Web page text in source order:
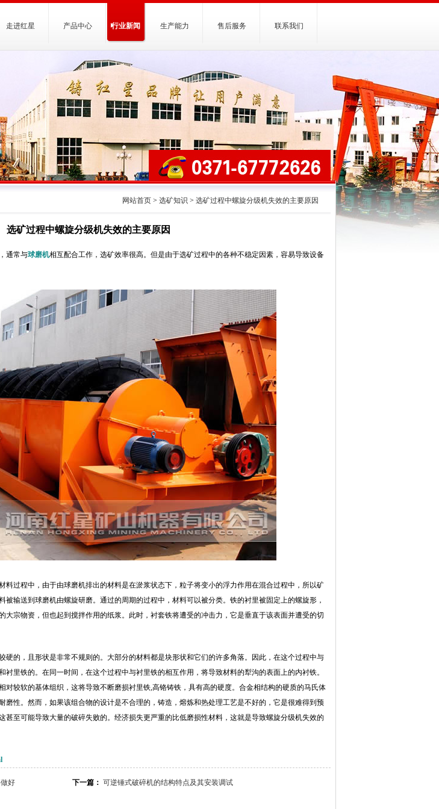
走进红星 产品中心 行业新闻 生产能力 售后服务 联系我们
网站首页> 选矿知识 > 选矿过程中螺旋分级机失效的主要原因
选矿过程中螺旋分级机失效的主要原因
通常与球磨机相互配合工作，选矿效率很高。但是由于选矿过程中的各种不稳定因素，容易导致设备
料过程中，由于由球磨机排出的材料是在淤浆状态下，粒子将变小的浮力作用在混合过程中，所以矿
输送到球磨机由螺旋研磨。通过的周期的过程中，材料可以被分类。铁的衬里被固定上的螺旋形，
大宗物资，但也起到搅拌作用的纸浆。此时，衬套铁将遭受的冲击力，它是垂直于该表面并遭受的切
硬的，且形状是非常不规则的。大部分的材料都是块形状和它们的许多角落。因此，在这个过程中与
里铁的。在同一时间，在这个过程中与衬里铁的相互作用，将导致材料的犁沟的表面上的内衬铁。
对较软的基体组织，这将导致不断磨损衬里铁,高铬铸铁，具有高的硬度。合金相结构的硬质的马氏体
磨性。然而，如果该组合物的设计是不合理的，铸造，熔炼和热处理工艺是不好的，它是很难得到预
甚至可能导致大量的破碎失败的。经济损失更严重的比低磨损性材料，这就是导致螺旋分级机失效的
好 下一篇： 可逆锤式破碎机的结构特点及其安装调试